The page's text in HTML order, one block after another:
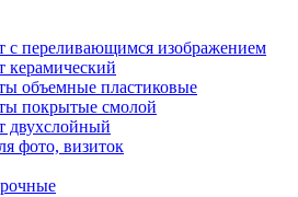
с переливающимся изображением
керамический
объемные пластиковые
покрытые смолой
двухслойный
фото, визиток